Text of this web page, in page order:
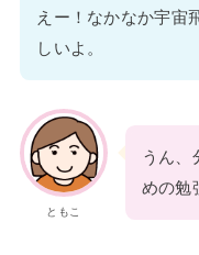
えー！なかなか宇宙
しいよ。
ともこ
うん、
めの勉